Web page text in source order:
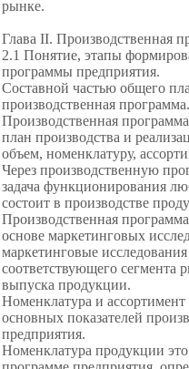
рынке.
Глава II. Производственная
2.1 Понятие, этапы
программы предприятия.
Составной частью общего
производственная программа.
Производственная
план производства и
объем, номенклатуру,
Через производственную
задача функционирования
состоит в производстве
Производственная
основе маркетинговых
маркетинговые
соответствующего сегмента
выпуска продукции.
Номенклатура и
основных показателей
предприятия.
Номенклатура продукции